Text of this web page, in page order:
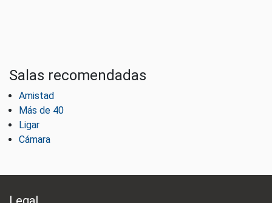
Salas recomendadas
Amistad
Más de 40
Ligar
Cámara